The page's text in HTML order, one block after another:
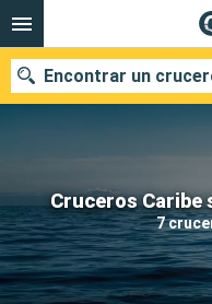
Cruceros Caribe
7
Encontrar un
Nuestros destinos
Fecha de salida
Puertos